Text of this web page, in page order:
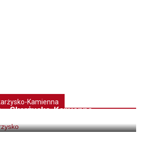
Kamienna
– Skarżysko-Kamienna